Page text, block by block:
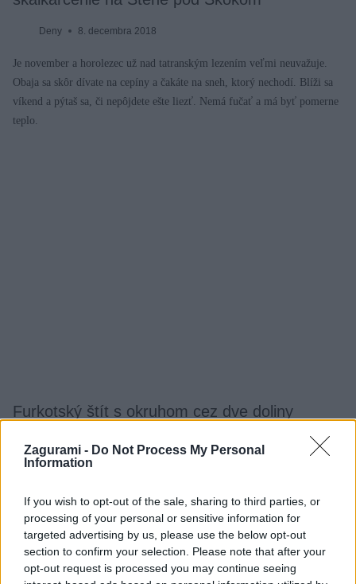
Zagurami - Do Not Process My Personal
Information
If you wish to opt-out of the sale, sharing to third parties, or
processing of your personal or sensitive information for
targeted advertising by us, please use the below opt-out
section to confirm your selection. Please note that after your
opt-out request is processed you may continue seeing
Deny 8. decembra 2018
Je november a horolezec už nad tatranským lezením veľmi neuvažuje.
Obaja sa skôr dívate na cepíny a čakáte na sneh, ktorý nechodí. Blíži sa
víkend a pýtaš sa, či nepôjdete ešte liezť. Nemá fučať a má byť pomerne
teplo.
Furkotský štít s okruhom cez dve doliny
11. apríla 2018
zjazdovke do Lomnického sedla a nazad.